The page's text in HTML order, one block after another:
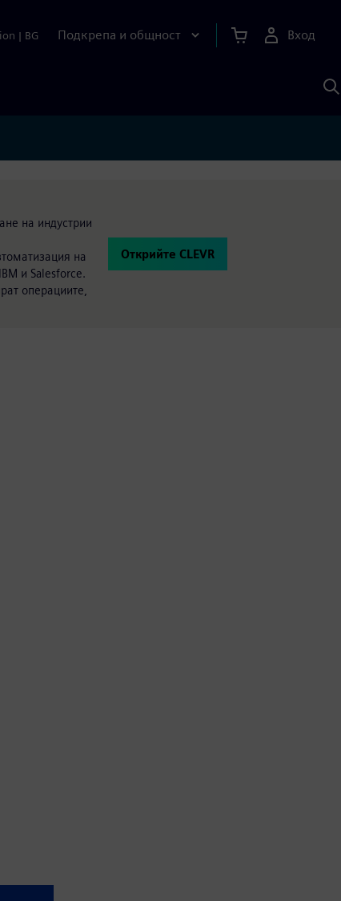
| BG Подкрепа и общност Вход
с
на индустрии
на
и Salesforce.
операциите,
Открийте CLEVR